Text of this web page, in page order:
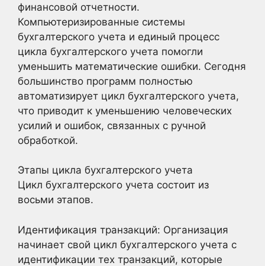
финансовой отчетности.
Компьютеризированные системы
бухгалтерского учета и единый процесс
цикла бухгалтерского учета помогли
уменьшить математические ошибки. Сегодня
большинство программ полностью
автоматизирует цикл бухгалтерского учета,
что приводит к уменьшению человеческих
усилий и ошибок, связанных с ручной
обработкой.
Этапы цикла бухгалтерского учета
Цикл бухгалтерского учета состоит из
восьми этапов.
Идентификация транзакций: Организация
начинает свой цикл бухгалтерского учета с
идентификации тех транзакций, которые